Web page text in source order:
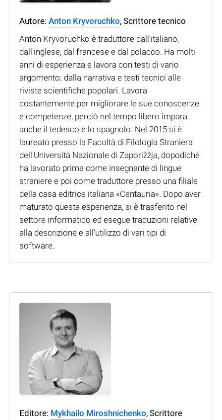
Autore: Anton Kryvoruchko, Scrittore tecnico
Anton Kryvoruchko è traduttore dall'italiano,
dall'inglese, dal francese e dal polacco. Ha molti
anni di esperienza e lavora con testi di vario
argomento: dalla narrativa e testi tecnici alle
riviste scientifiche popolari. Lavora
costantemente per migliorare le sue conoscenze
e competenze, perciò nel tempo libero impara
anche il tedesco e lo spagnolo. Nel 2015 si è
laureato presso la Facoltà di Filologia Straniera
dell'Università Nazionale di Zaporižžja, dopodiché
ha lavorato prima come insegnante di lingue
straniere e poi come traduttore presso una filiale
della casa editrice italiana «Centauria». Dopo aver
maturato questa esperienza, si è trasferito nel
settore informatico ed esegue traduzioni relative
alla descrizione e all'utilizzo di vari tipi di
software.
Editore: Mykhailo Miroshnichenko, Scrittore